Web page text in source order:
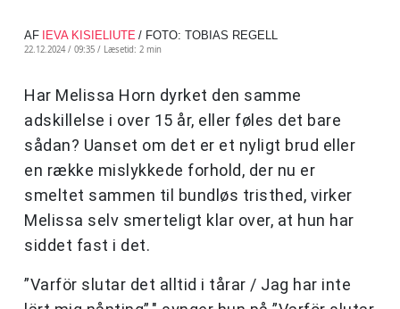
AF IEVA KISIELIUTE / FOTO: TOBIAS REGELL
22.12.2024 / 09:35 / Læsetid: 2 min
Har Melissa Horn dyrket den samme
adskillelse i over 15 år, eller føles det bare
sådan? Uanset om det er et nyligt brud eller
en række mislykkede forhold, der nu er
smeltet sammen til bundløs tristhed, virker
Melissa selv smerteligt klar over, at hun har
siddet fast i det.
”Varför slutar det alltid i tårar / Jag har inte